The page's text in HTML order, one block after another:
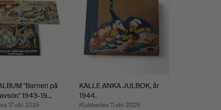
"Barnen på
1943-19…
17 okt 2025
KALLE ANKA JULBOK, år
1944.
Klubbades 11 okt 2025